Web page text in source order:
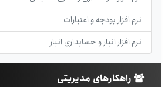
نرم افزار بودجه و اعتبارات
نرم افزار انبار و حسابداری انبار
راهکارهای مدیریتی